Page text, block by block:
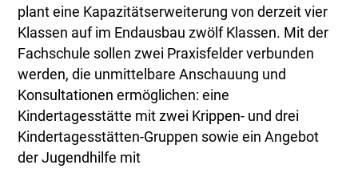
plant eine Kapazitätserweiterung von derzeit vier
Klassen auf im Endausbau zwölf Klassen. Mit der
Fachschule sollen zwei Praxisfelder verbunden
werden, die unmittelbare Anschauung und
Konsultationen ermöglichen: eine
Kindertagesstätte mit zwei Krippen- und drei
Kindertagesstätten-Gruppen sowie ein Angebot
der Jugendhilfe mit